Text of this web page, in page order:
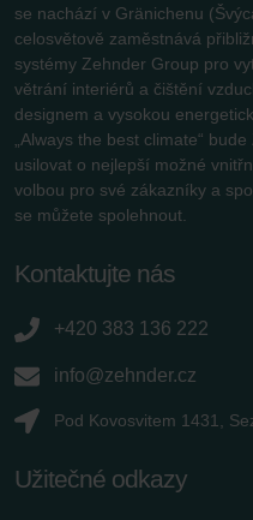
se nachází v Gränichenu
celosvětově zaměstnává
systémy Zehnder Group pro
větrání interiérů a čištění
designem a vysokou
„Always the best climate“
usilovat o nejlepší možné
volbou pro své zákazníky a
se můžete spolehnout.
Kontaktujte nás
+420 383 136 222
info@zehnder.cz
Pod Kovosvitem 1431,
Užitečné odkazy